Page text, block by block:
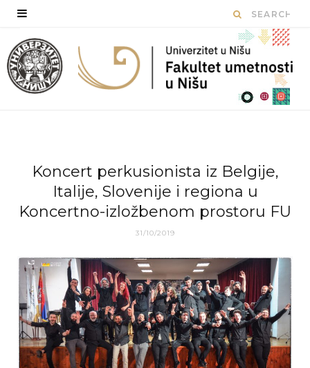
Koncert perkusionista iz Belgije,
Italije, Slovenije i regiona u
Koncertno-izložbenom prostoru FU
31/10/2019